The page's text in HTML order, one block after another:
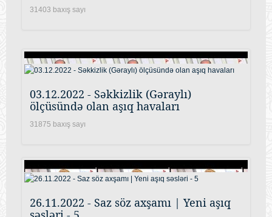
31403 baxış sayı
03.12.2022 - Səkkizlik (Gəraylı)
ölçüsündə olan aşıq havaları
31875 baxış sayı
26.11.2022 - Saz söz axşamı | Yeni aşıq